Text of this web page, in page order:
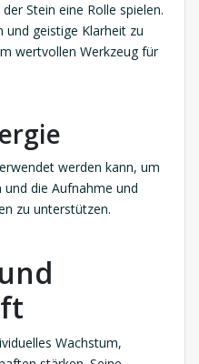
Stein eine Rolle spielen.
und geistige Klarheit zu
wertvollen Werkzeug für
werden kann, um
die Aufnahme und
zu unterstützen.
Wachstum,